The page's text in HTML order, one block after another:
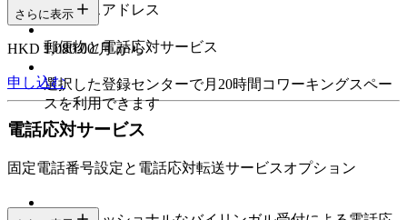
ビジネスアドレス
郵便物と電話応対サービス
選択した登録センターで月20時間コワーキングスペー
スを利用できます
さらに表示
HKD 1,080.00/月 から
申し込む
電話応対サービス
固定電話番号設定と電話応対転送サービスオプション